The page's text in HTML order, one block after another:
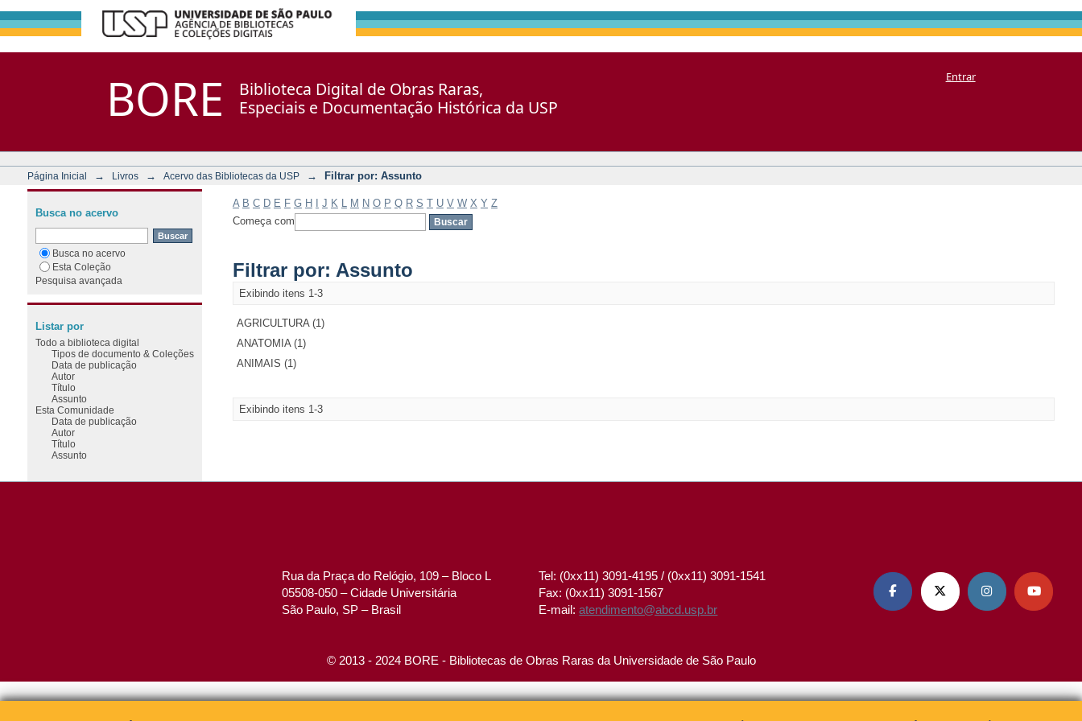
BORE
Biblioteca Digital de Obras Raras,
Especiais e Documentação Histórica da USP
Entrar
Página Inicial → Livros → Acervo das Bibliotecas da USP → Filtrar por: Assunto
A B C D E F G H J K M N O P Q R S T U V W X Y Z
Começa com
Filtrar por: Assunto
Exibindo itens 1-3
AGRICULTURA (1)
ANATOMIA (1)
ANIMAIS (1)
Exibindo itens 1-3
Busca no acervo
Busca no acervo
Esta Coleção
Pesquisa avançada
Listar por
Todo a biblioteca digital
Tipos de documento & Coleções
Data de publicação
Autor
Título
Assunto
Esta Comunidade
Data de publicação
Autor
Título
Assunto
Rua da Praça do Relógio, 109 – Bloco L
05508-050 – Cidade Universitária
São Paulo, SP – Brasil
Tel: (0xx11) 3091-4195 / (0xx11) 3091-1541
Fax: (0xx11) 3091-1567
E-mail:atendimento@abcd.usp.br
   
© 2013 - 2024 BORE - Bibliotecas de Obras Raras da Universidade de São Paulo